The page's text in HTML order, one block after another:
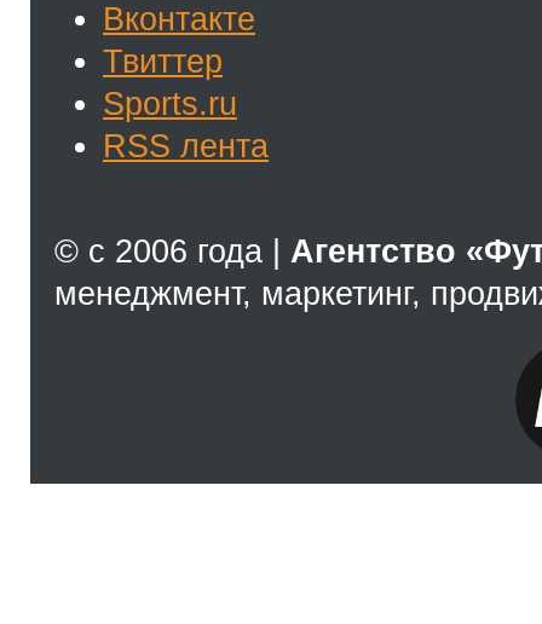
Вконтакте
Твиттер
Sports.ru
RSS лента
© с 2006 года | Агентство
менеджмент, маркетинг,